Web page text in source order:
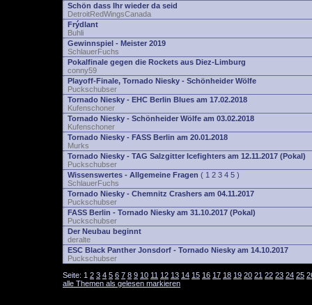
Schön dass Ihr wieder da seid
DetroitRedWingsCanada
Frýdlant
Buhli
Gewinnspiel - Meister 2019
SchlauerFuchs
Pokalfinale gegen die Rockets aus Diez-Limburg
conny59
Playoff-Finale, Tornado Niesky - Schönheider Wölfe
Puckschubser
Tornado Niesky - EHC Berlin Blues am 17.02.2018
Kufenschoner
Tornado Niesky - Schönheider Wölfe am 03.02.2018
Kufenschoner
Tornado Niesky - FASS Berlin am 20.01.2018
Murks
Tornado Niesky - TAG Salzgitter Icefighters am 12.11.2017 (Pokal)
Puckschubser
Wissenswertes - Allgemeine Fragen ( 1 2 3 4 5 )
SchlauerFuchs
Tornado Niesky - Chemnitz Crashers am 04.11.2017
Puckschubser
FASS Berlin - Tornado Niesky am 31.10.2017 (Pokal)
Puckschubser
Der Neubau beginnt
deralte
ESC Black Panther Jonsdorf - Tornado Niesky am 14.10.2017
Puckschubser
Seite: 1 2 3 4 5 6 7 8 9 10 11 12 13 14 15 16 17 18 19 20 21 22 23 24 25
alle Themen als gelesen markieren